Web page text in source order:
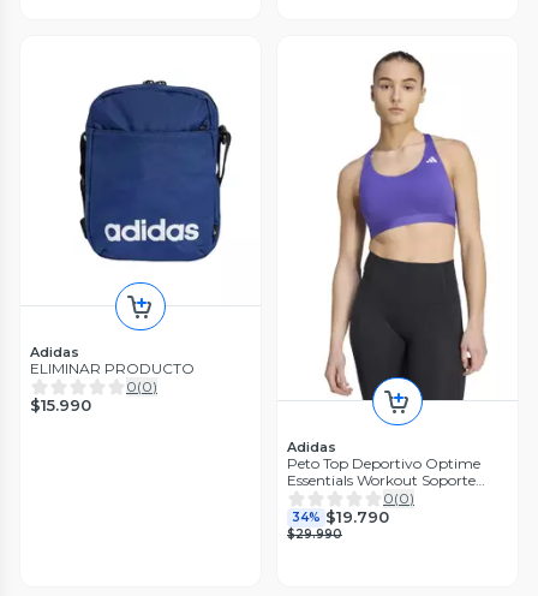
Adidas
ELIMINAR PRODUCTO
0(0)
$15.990
Adidas
Peto Top Deportivo Optime
Essentials Workout Soporte
Medio
0(0)
34% $19.790
$29.990